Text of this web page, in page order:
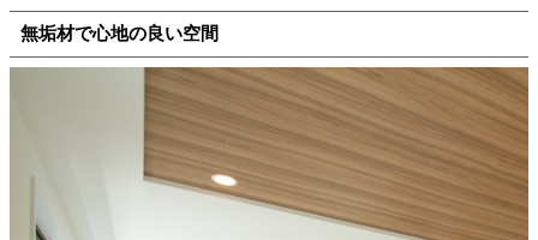
無垢材で心地の良い空間